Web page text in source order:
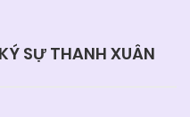
SỰ THANH XUÂN